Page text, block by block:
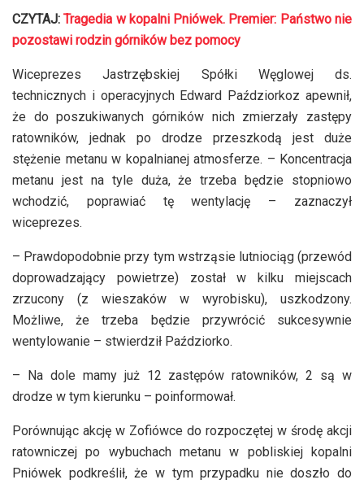
CZYTAJ:Tragedia w kopalni Pniówek. Premier: Państwo nie
pozostawi rodzin górników bez pomocy
Wiceprezes Jastrzębskiej Spółki Węglowej ds.
technicznych i operacyjnych Edward Paździorkoz apewnił,
że do poszukiwanych górników nich zmierzały zastępy
ratowników, jednak po drodze przeszkodą jest duże
stężenie metanu w kopalnianej atmosferze. – Koncentracja
metanu jest na tyle duża, że trzeba będzie stopniowo
wchodzić, poprawiać tę wentylację – zaznaczył
wiceprezes.
– Prawdopodobnie przy tym wstrząsie lutniociąg (przewód
doprowadzający powietrze) został w kilku miejscach
zrzucony (z wieszaków w wyrobisku), uszkodzony.
Możliwe, że trzeba będzie przywrócić sukcesywnie
wentylowanie – stwierdził Paździorko.
– Na dole mamy już 12 zastępów ratowników, 2 są w
drodze w tym kierunku – poinformował.
Porównując akcję w Zofiówce do rozpoczętej w środę akcji
ratowniczej po wybuchach metanu w pobliskiej kopalni
Pniówek podkreślił, że w tym przypadku nie doszło do